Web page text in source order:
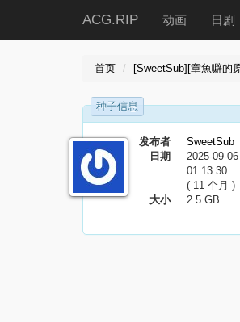
ACG.RIP 动画 日剧
首页 [SweetSub][章魚噼的
种子信息
发布者
SweetSub
日期
2025-09-06
01:13:30
( 11 个月 )
大小
2.5 GB